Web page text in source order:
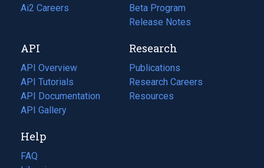
in
tab)
Ai2 Careers
(opens
new
tab)
Beta Program
Release Notes
API
API Overview
API Tutorials
API Documentation
(opens
in
new
tab)
API Gallery
Research
Publications
(opens
in
a
Research Careers
(opens
in
Resources
(opens
Help
FAQ